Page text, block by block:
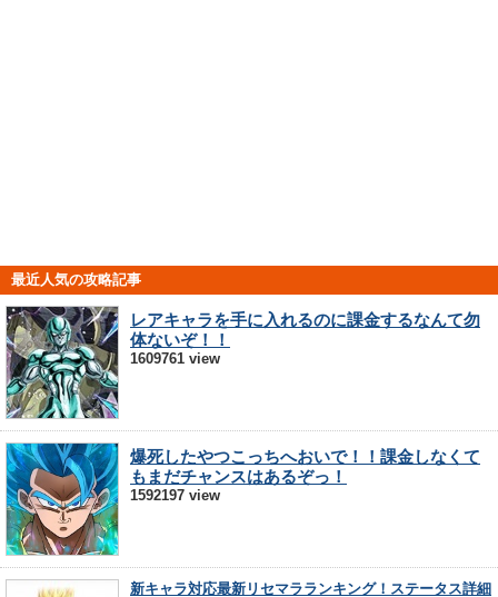
最近人気の攻略記事
レアキャラを手に入れるのに課金するなんて勿
体ないぞ！！
1609761 view
爆死したやつこっちへおいで！！課金しなくて
もまだチャンスはあるぞっ！
1592197 view
新キャラ対応最新リセマラランキング！ステータス詳細